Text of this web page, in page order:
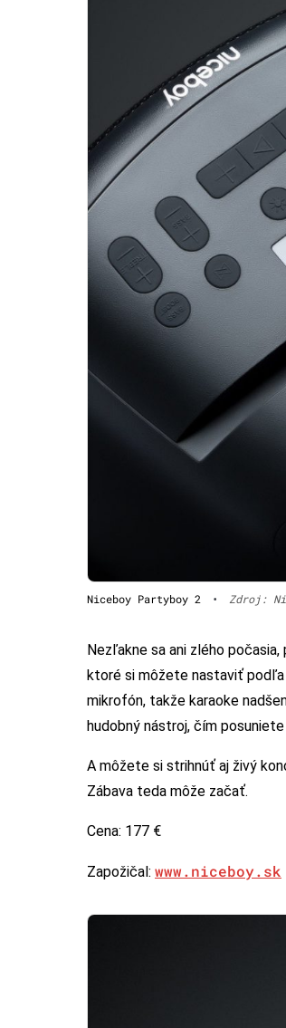
Niceboy Partyboy 2 • Zdroj:
Nezľakne sa ani zlého
ktoré si môžete nastaviť
mikrofón, takže karaoke
hudobný nástroj, čím
A môžete si strihnúť aj živý
Zábava teda môže začať.
Cena: 177 €
Zapožičal: www.niceboy.sk